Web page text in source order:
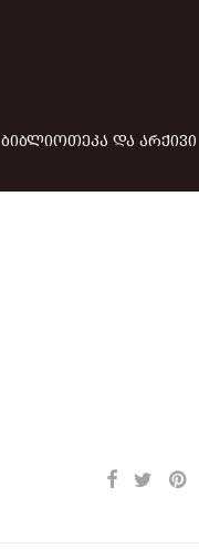
ᲑᲘᲑᲚᲘᲝᲗᲔᲙᲐ ᲓᲐ ᲐᲠᲥᲘᲕᲘ